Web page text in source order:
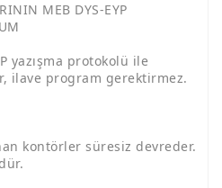
MEB DYS-EYP
yazışma protokolü ile
ilave program gerektirmez.
kontörler süresiz devreder.